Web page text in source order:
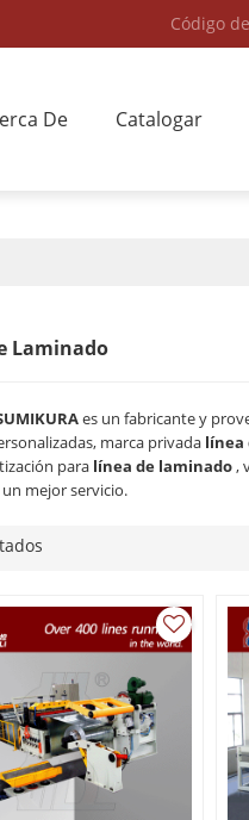
Código
De Catalogar
Laminado
es un fabricante y
marca privada línea
para línea de laminado,
mejor servicio.